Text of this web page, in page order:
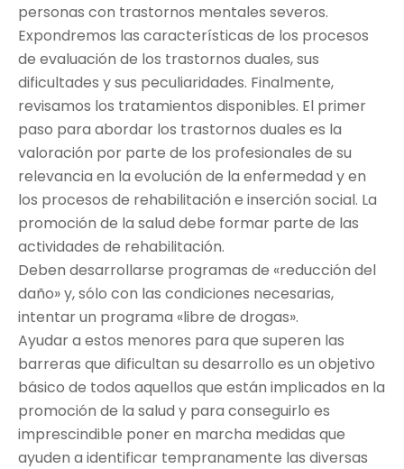
personas con trastornos mentales severos.
Expondremos las características de los procesos
de evaluación de los trastornos duales, sus
dificultades y sus peculiaridades. Finalmente,
revisamos los tratamientos disponibles. El primer
paso para abordar los trastornos duales es la
valoración por parte de los profesionales de su
relevancia en la evolución de la enfermedad y en
los procesos de rehabilitación e inserción social. La
promoción de la salud debe formar parte de las
actividades de rehabilitación.
Deben desarrollarse programas de «reducción del
daño» y, sólo con las condiciones necesarias,
intentar un programa «libre de drogas».
Ayudar a estos menores para que superen las
barreras que dificultan su desarrollo es un objetivo
básico de todos aquellos que están implicados en la
promoción de la salud y para conseguirlo es
imprescindible poner en marcha medidas que
ayuden a identificar tempranamente las diversas